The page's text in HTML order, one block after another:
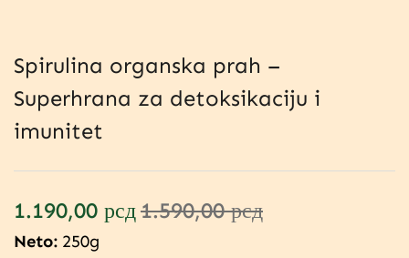
Spirulina organska prah –
Superhrana za detoksikaciju i
imunitet
1.190,00 рсд1.590,00рсд
Neto: 250g